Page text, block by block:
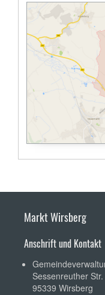
Markt Wirsberg
Anschrift und Kontakt
Sessenreuther Str.
95339 Wirsberg